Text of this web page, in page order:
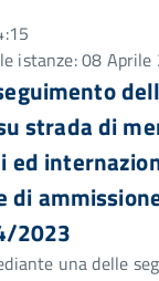
istanze: 08
strada di
2023
una delle